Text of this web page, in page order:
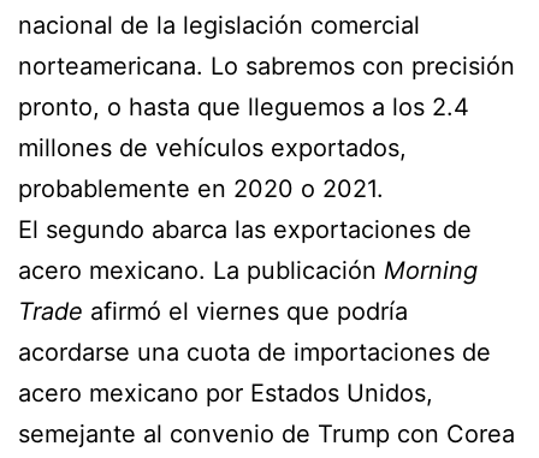
nacional de la legislación comercial
norteamericana. Lo sabremos con precisión
pronto, o hasta que lleguemos a los 2.4
millones de vehículos exportados,
probablemente en 2020 o 2021.
El segundo abarca las exportaciones de
acero mexicano. La publicación Morning
Trade afirmó el viernes que podría
acordarse una cuota de importaciones de
acero mexicano por Estados Unidos,
semejante al convenio de Trump con Corea